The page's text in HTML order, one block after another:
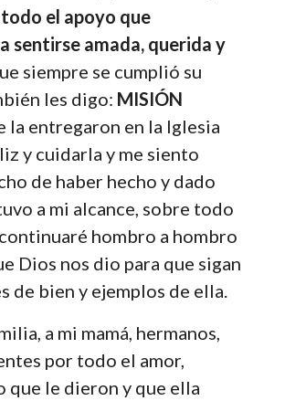
el apoyo que
sentirse amada, querida y
siempre se cumplió su
les digo: MISIÓN
la entregaron en la Iglesia
y cuidarla y me siento
de haber hecho y dado
a mi alcance, sobre todo
hombro a hombro
Dios nos dio para que sigan
de bien y ejemplos de ella.
a mi mamá, hermanos,
por todo el amor,
que le dieron y que ella